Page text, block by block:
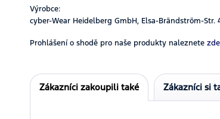
Výrobce:
cyber-Wear Heidelberg GmbH, Elsa-Brändström-
Prohlášení o shodě pro naše produkty naleznete
Zákazníci zakoupili také Zákazníci si